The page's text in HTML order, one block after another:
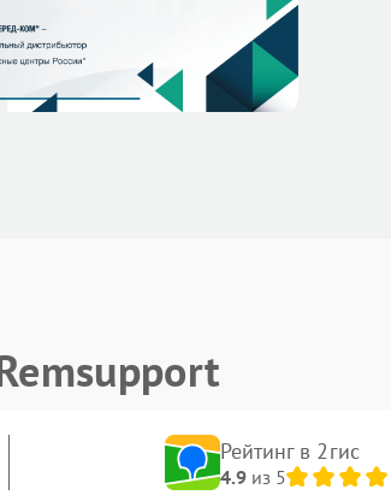
Рейтинг в 2гис
4.9из 5